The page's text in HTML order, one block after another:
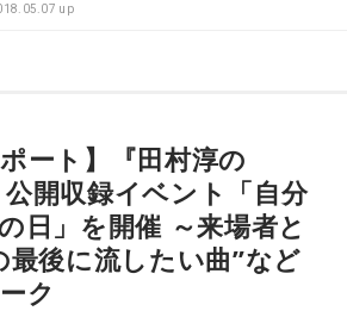
up
ート】『田村淳の
開収録イベント「自分
日」を開催 ～来場者と
最後に流したい曲”など
ク